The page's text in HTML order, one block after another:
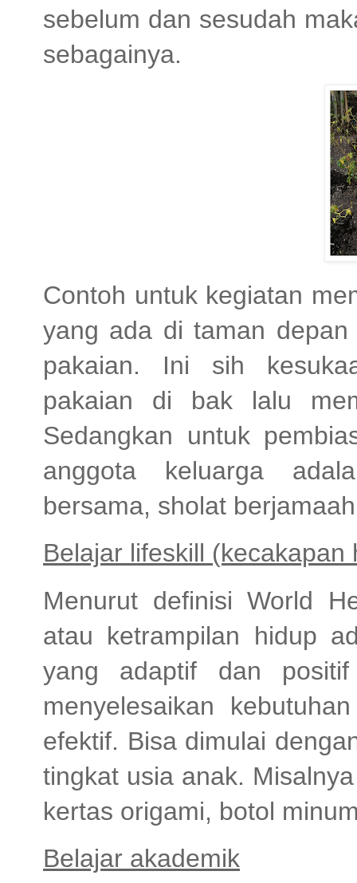
sebelum dan sesudah
sebagainya.
Contoh untuk kegiatan
yang ada di taman
pakaian. Ini sih
pakaian di bak lalu
Sedangkan untuk
anggota keluarga
bersama, sholat
Belajar lifeskill (kecakapan
Menurut definisi World
atau ketrampilan hidup
yang adaptif dan
menyelesaikan
efektif. Bisa dimulai
tingkat usia anak.
kertas origami, botol
Belajar akademik